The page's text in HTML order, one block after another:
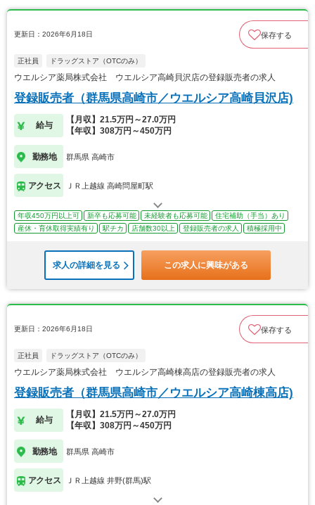
更新日：2026年6月18日 保存する
正社員 ドラッグストア（OTCのみ）
ウエルシア薬局株式会社 ウエルシア高崎貝沢店の登録販売者の求人
登録販売者（群馬県高崎市／ウエルシア高崎貝沢店)
給与
【月収】21.5万円～27.0万円
【年収】308万円～450万円
勤務地 群馬県 高崎市
アクセス ＪＲ上越線 高崎問屋町駅
年収450万円以上可 新卒も応募可能 未経験者も応募可能
住宅補助（手当）あり
産休・育休取得実績有り
駅チカ 店舗数30以上 登録販売者の求人 積極採用中
求人の詳細を見る この求人に興味がある
更新日：2026年6月18日 保存する
正社員 ドラッグストア（OTCのみ）
ウエルシア薬局株式会社 ウエルシア高崎棟高店の登録販売者の求人
登録販売者（群馬県高崎市／ウエルシア高崎棟高店)
給与
【月収】21.5万円～27.0万円
【年収】308万円～450万円
勤務地 群馬県 高崎市
アクセス ＪＲ上越線 井野(群馬)駅